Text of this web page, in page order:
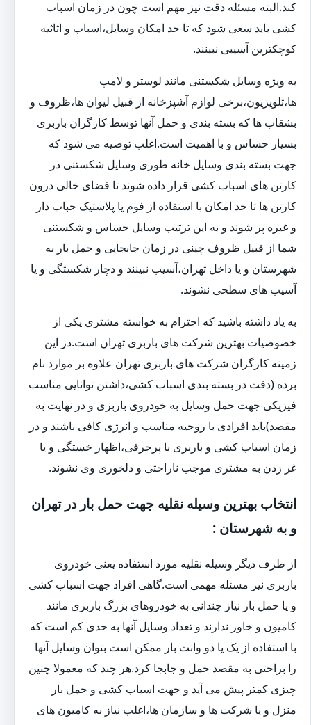
کند.البته مسئله دقت نیز مهم است چون در زمان اسباب
کشی باید سعی شود که تا حد امکان وسایل،اسباب و اثاثیه
کوچکترین آسیبی نبینند.
به ویژه وسایل شکستنی مانند لوستر و لامپ
ها،تلویزیون،برخی لوازم آشپزخانه از قبیل لیوان ها،ظروف و
بشقاب ها که بسته بندی و حمل آنها توسط کارگران باربری
بسیار حساس و با اهمیت است.اغلب توصیه می شود که
جهت بسته بندی وسایل خانه طوری وسایل شکستنی در
کارتن های اسباب کشی قرار داده شوند تا فضای خالی درون
کارتن ها تا حد امکان با استفاده از فوم یا پلاستیک حباب دار
و غیره پر شوند و به این ترتیب وسایل حساس و شکستنی
شما از قبیل ظروف چینی در زمان جابجایی و حمل بار به
شهرستان و یا داخل تهران،آسیب نبینند و دچار شکستگی و یا
آسیب های سطحی نشوند.
به یاد داشته باشید که احترام به خواسته مشتری یکی از
خصوصیات بهترین شرکت های باربری تهران است.در این
زمینه کارگران شرکت های باربری تهران علاوه بر موارد نام
برده (دقت در بسته بندی اسباب کشی،داشتن توانایی مناسب
فیزیکی جهت حمل وسایل به خودروی باربری و در نهایت به
مقصد)باید افرادی با روحیه مناسب و انرژی کافی باشند و در
زمان اسباب کشی و باربری با پرحرفی،اظهار خستگی و یا
غر زدن به مشتری موجب ناراحتی و دلخوری وی نشوند.
انتخاب بهترین وسیله نقلیه جهت حمل بار در تهران
و به شهرستان :
از طرف دیگر وسیله نقلیه مورد استفاده یعنی خودروی
باربری نیز مسئله مهمی است.گاهی افراد جهت اسباب کشی
و یا حمل بار نیاز چندانی به خودروهای بزرگ باربری مانند
کامیون و خاور ندارند و تعداد وسایل آنها به حدی کم است که
با استفاده از یک یا دو وانت بار ممکن است بتوان وسایل آنها
را براحتی به مقصد حمل و جابجا کرد.هر چند که معمولا چنین
چیزی کمتر پیش می آید و جهت اسباب کشی و حمل بار
منزل و یا شرکت ها و سازمان ها،اغلب نیاز به کامیون های